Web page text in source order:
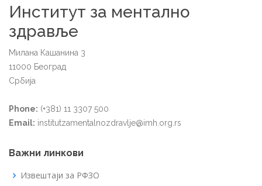
Институт за ментално
здравље
Милана Кашанина 3
11000 Београд
Србија
Phone: (+381) 11 3307 500
Email: institutzamentalnozdravlje@imh.org.rs
Важни линкови
Извештаји за РФЗО